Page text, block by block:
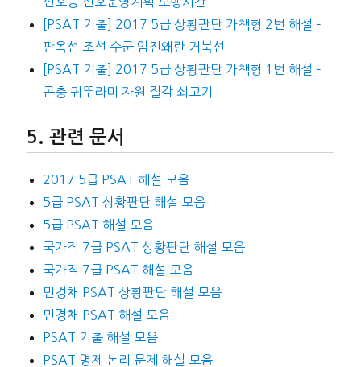
[PSAT 기출] 2017 5급 상황판단 가책형 2번 해설 –
판옥선 조선 수군 임진왜란 거북선
[PSAT 기출] 2017 5급 상황판단 가책형 1번 해설 –
곤충 귀뚜라미 자원 절감 쇠고기
관련 문서
2017 5급 PSAT 해설 모음
5급 PSAT 상황판단 해설 모음
5급 PSAT 해설 모음
국가직 7급 PSAT 상황판단 해설 모음
국가직 7급 PSAT 해설 모음
민경채 PSAT 상황판단 해설 모음
민경채 PSAT 해설 모음
PSAT 기출 해설 모음
PSAT 명제 논리 문제 해설 모음